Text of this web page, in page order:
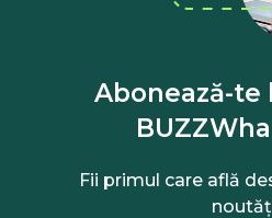
Abonează-te
Fii primul care află